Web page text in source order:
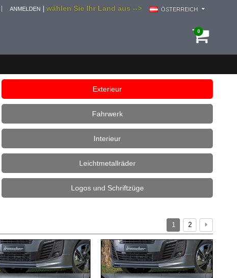
wählen Sie Ihr Land aus --> ÖSTERREICH
ANMELDEN
0
Exterieur
Fahrwerk
Interieur
Leichtmetallräder
Logos und Schriftzüge
1 2